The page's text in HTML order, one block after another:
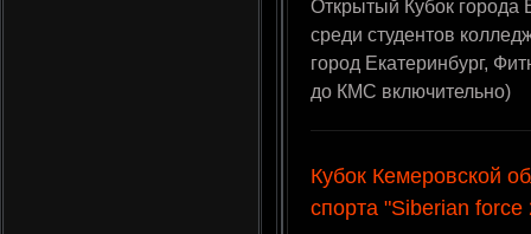
Открытый Кубок города
среди студентов
город Екатеринбург,
до КМС включительно)
Кубок Кемеровской
спорта "Siberian force